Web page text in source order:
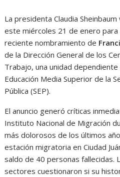
La presidenta Claudia
este miércoles 21 de enero
reciente nombramiento de
de la Dirección General de los
Trabajo, una unidad
Educación Media Superior de la
Pública (SEP).
El anuncio generó críticas
Instituto Nacional de Migración
más dolorosos de los últimos
estación migratoria en Ciudad
saldo de 40 personas fallecidas.
sectores cuestionaron si su